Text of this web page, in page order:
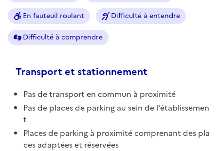
En fauteuil roulant Difficulté à entendre
Difficulté à comprendre
Transport et stationnement
Pas de transport en commun à proximité
Pas de places de parking au sein de l'établissemen
t
Places de parking à proximité comprenant des pla
ces adaptées et réservées